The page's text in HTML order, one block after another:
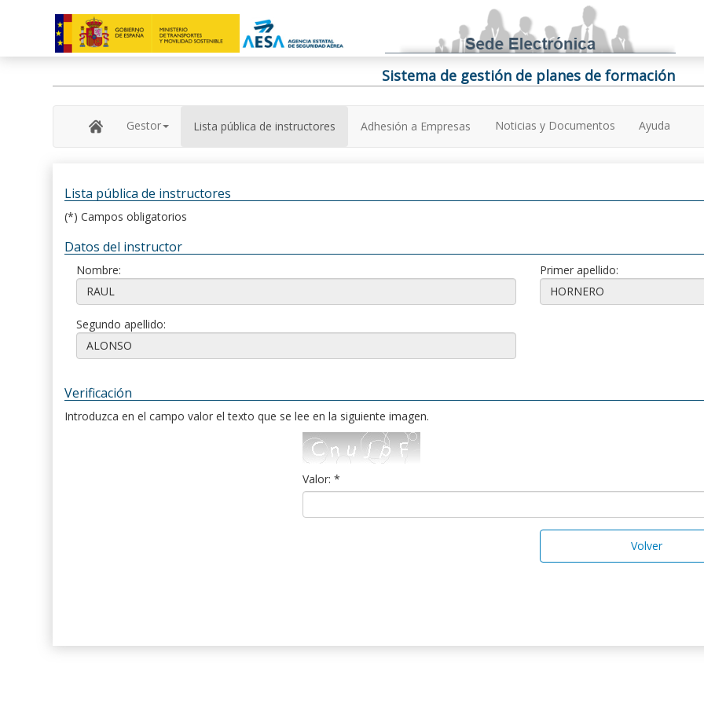
Sistema de gestión de planes de formación
Gestor Lista pública de instructores Adhesión a Empresas Noticias y Documentos Ayuda
Lista pública de instructores
(*) Campos obligatorios
Datos del instructor
Nombre: Primer apellido:
Segundo apellido:
Verificación
Introduzca en el campo valor el texto que se lee en la siguiente imagen.
Valor: *
Volver